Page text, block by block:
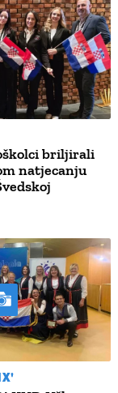
briljirali
natjecanju